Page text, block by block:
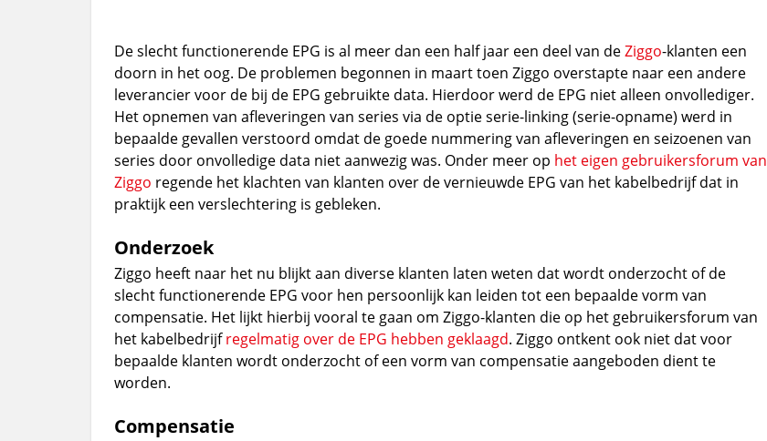
De slecht functionerende EPG is al meer dan een half jaar een deel van deZiggo-klanten een
doorn in het oog. De problemen begonnen in maart toen Ziggo overstapte naar een andere
leverancier voor de bij de EPG gebruikte data. Hierdoor werd de EPG niet alleen onvollediger.
Het opnemen van afleveringen van series via de optie serie-linking (serie-opname) werd in
bepaalde gevallen verstoord omdat de goede nummering van afleveringen en seizoenen van
series door onvolledige data niet aanwezig was. Onder meer op het eigen gebruikersforum van
Ziggo regende het klachten van klanten over de vernieuwde EPG van het kabelbedrijf dat in
praktijk een verslechtering is gebleken.
Onderzoek
Ziggo heeft naar het nu blijkt aan diverse klanten laten weten dat wordt onderzocht of de
slecht functionerende EPG voor hen persoonlijk kan leiden tot een bepaalde vorm van
compensatie. Het lijkt hierbij vooral te gaan om Ziggo-klanten die op het gebruikersforum van
het kabelbedrijfregelmatig over de EPG hebben geklaagd. Ziggo ontkent ook niet dat voor
bepaalde klanten wordt onderzocht of een vorm van compensatie aangeboden dient te
worden.
Compensatie